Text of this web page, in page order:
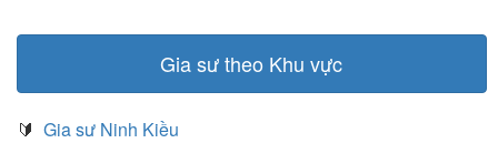
Gia sư theo Khu vực
🔰 Gia sư Ninh Kiều